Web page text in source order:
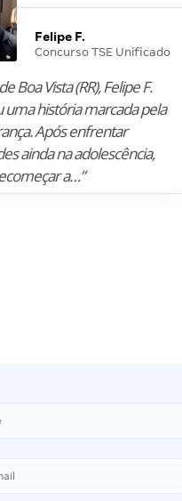
Felipe F.
Concurso TSE Unificado
Boa Vista (RR), Felipe F.
uma história marcada pela
Após enfrentar
ainda na adolescência,
a…”